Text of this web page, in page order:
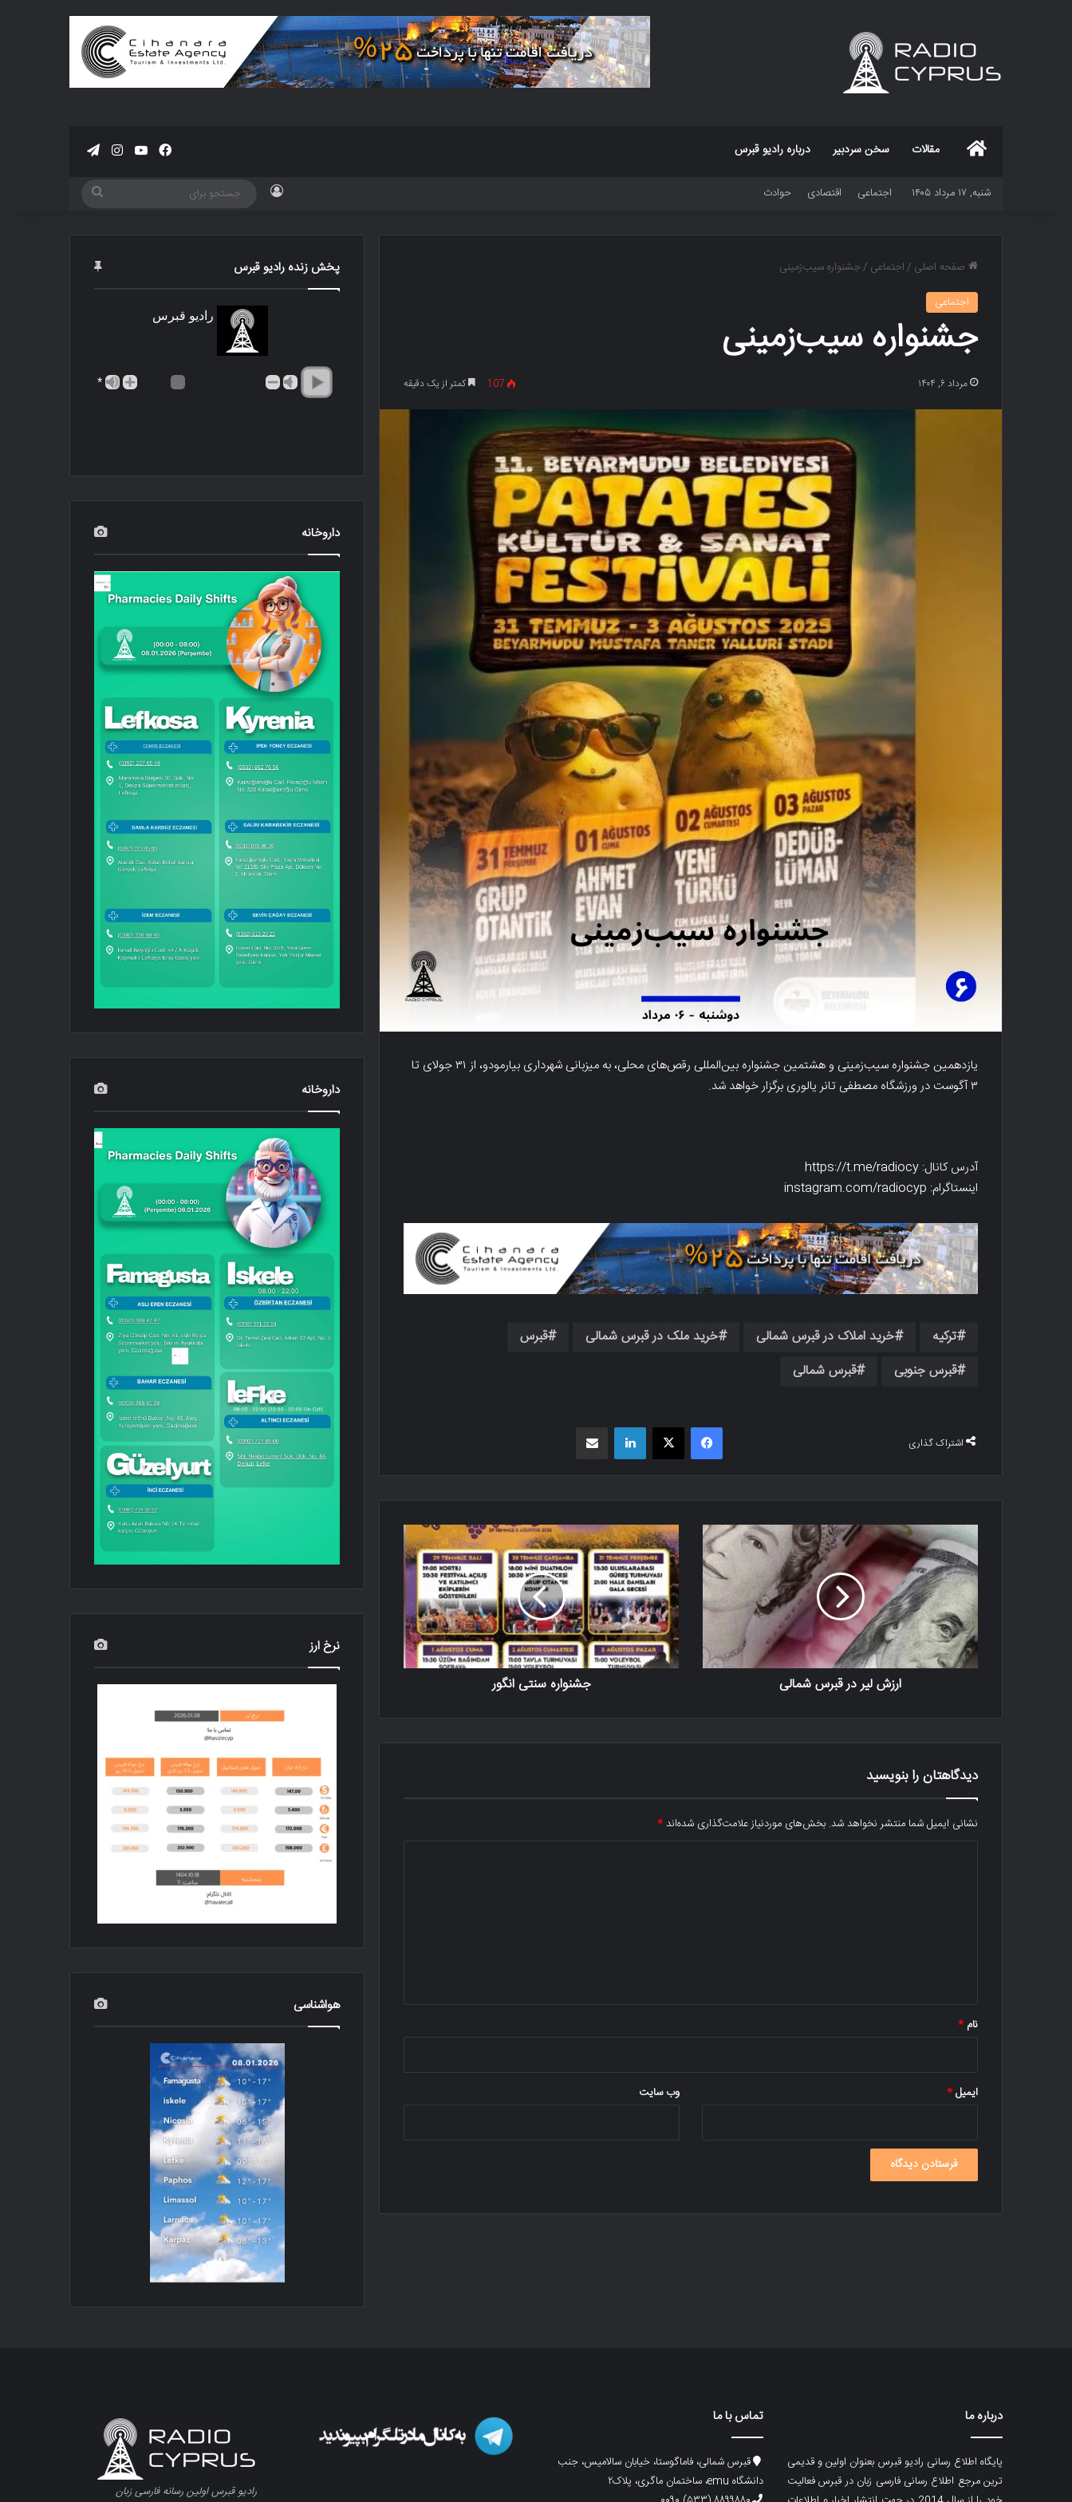
مقالات سخن سردبیر درباره رادیو قبرس فیسبوکیوتیوباینستاگرام
شنبه, ۱۷ مرداد ۱۴۰۵ اجتماعی اقتصادی حوادث
صفحه اصلی /اجتماعی /جشنواره سیب‌زمینی
اجتماعی
جشنواره سیب‌زمینی
مرداد ۶, ۱۴۰۴ 107 کمتر از یک دقیقه
یازدهمین جشنواره سیب‌زمینی و هشتمین جشنواره بین‌المللی رقص‌های محلی، به میزبانی شهرداری بیارمودو، از ۳۱ جولای تا
۳ آگوست در ورزشگاه مصطفی تانر یالوری برگزار خواهد شد.
آدرس کانال: https://t.me/radiocy
اینستاگرام: instagram.com/radiocyp
ترکیه خرید املاک در قبرس شمالی خرید ملک در قبرس شمالی
قبرس
قبرس جنوبی
قبرس شمالی
اشتراک گذاری
فیسبوک X
ارزش لیر در قبرس شمالی جشنواره سنتی انگور
دیدگاهتان را بنویسید
نشانی ایمیل شما منتشر نخواهد شد. بخش‌های موردنیاز علامت‌گذاری شده‌اند*
نام *
ایمیل* وب‌ سایت
پخش زنده رادیو قبرس
رادیو قبرس
*
داروخانه
داروخانه
نرخ ارز
هواشناسی
درباره ما
پایگاه اطلاع رسانی رادیو قبرس بعنوان اولین و قدیمی
ترین مرجع اطلاع رسانی فارسی زبان در قبرس فعالیت
تماس با ما
قبرس شمالی، فاماگوستا، خیابان سالامیس، جنب
دانشگاه emu، ساختمان ماگری، پلاک۲
رادیو قبرس اولین رسانه فارسی زبان